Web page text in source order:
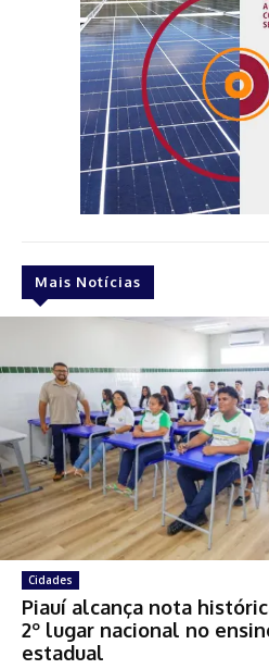
Mais Notícias
Cidades
Piauí alcança nota
2º lugar nacional no
estadual